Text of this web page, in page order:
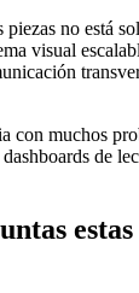
no está
visual
con muchos
de